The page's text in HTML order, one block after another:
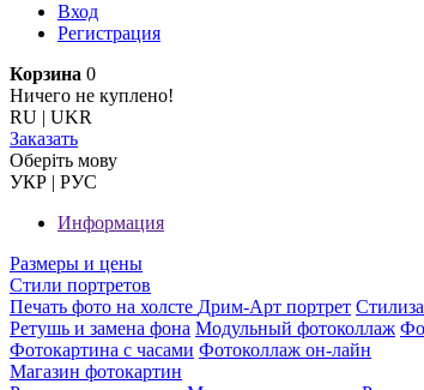
Вход
Регистрация
Корзина 0
Ничего не куплено!
RU | UKR
Заказать
Оберiть мову
УКР | РУС
Информация
Размеры и цены
Стили портретов
Печать фото на холсте Дрим-Арт портрет
Ретушь и замена фона Модульный фотоколлаж
Фотокартина с часами Фотоколлаж он-лайн
Магазин фотокартин